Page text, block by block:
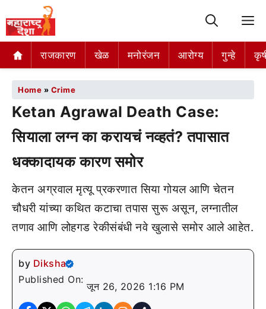
राजकारण खेळ मनोरंजन आरोग्य गुन्हे
Home » Crime
Ketan Agrawal Death Case:
सियाला लग्न का करायचं नव्हतं? तपासात
धक्कादायक कारण समोर
केतन अग्रवाल मृत्यू प्रकरणात सिया गोयल आणि चेतन
चौधरी यांच्या कथित कटाचा तपास सुरू असून, लग्नातील
तणाव आणि लोहगड रेकीसंबंधी नवे खुलासे समोर आले आहेत.
by Diksha
Published On:
जून 26, 2026 1:16 PM